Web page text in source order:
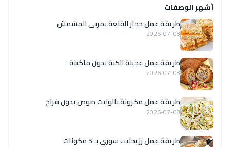
أشهر الوصفات
طريقة عمل حجار القلعة بمربى المشمش
2026-07-08
طريقة عمل عجينة الكبة بدون ماكينة
2026-07-08
طريقة عمل مكرونة بالوايت صوص بدون فراخ
2026-07-08
طريقة عمل رز بحليب سوري بـ 5 مكونات